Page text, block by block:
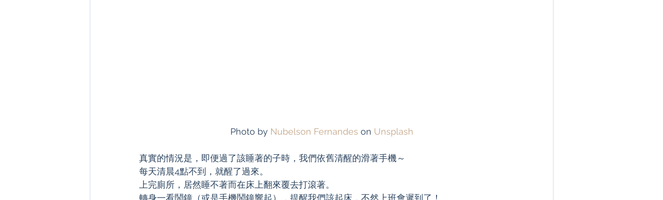
Photo by Nubelson Fernandes on Unsplash
真實的情況是，即便過了該睡著的子時，我們依舊清醒的滑著手機～
每天清晨4點不到，就醒了過來。
上完廁所，居然睡不著而在床上翻來覆去打滾著。
轉身一看鬧鐘（或是手機鬧鐘響起），提醒我們該起床，不然上班會遲到了！